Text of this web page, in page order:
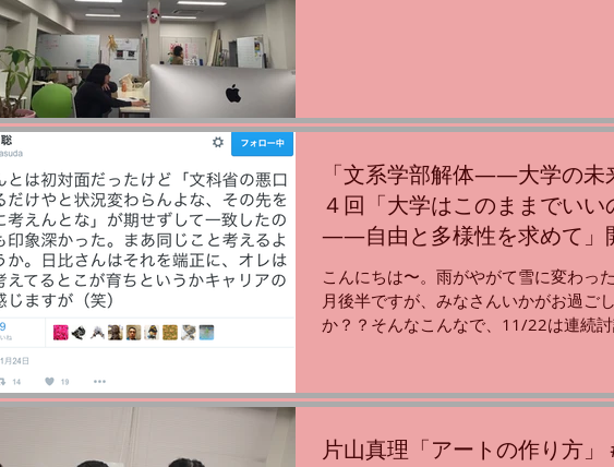
日もラボには、 たくさんの学生たちが
て、 それぞれのプロジェクトの課題に
「文系学部解体——大学の未
４回「大学はこのままでいい
——自由と多様性を求めて」
ましたッ！
こんにちは〜。雨がやがて雪に変わった
月後半ですが、みなさんいかがお過ごし
か？？そんなこんなで、11/22は連続
学部解体——大学の未来」第４回「大
までいいのか？——自由と多様性を求
催しました！...
片山真理「アートの作り方」